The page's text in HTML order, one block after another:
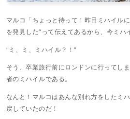
マルコ「ちょっと待って！昨日ミハイル
を発見した”って伝えてあるから、今ミハ
”ミ、ミ、ミハイル？！”
そう、卒業旅行前にロンドンに行ってし
者のミハイルである。
なんと！マルコはあんな別れ方をしたミ
戻していたのだ！